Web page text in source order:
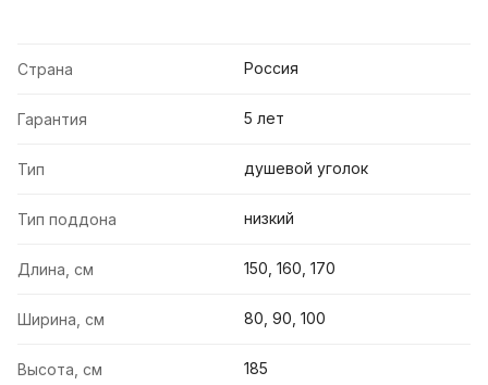
Страна Россия
Гарантия 5 лет
Тип душевой уголок
Тип поддона низкий
Длина, см 150, 160, 170
Ширина, см 80, 90, 100
Высота, см 185